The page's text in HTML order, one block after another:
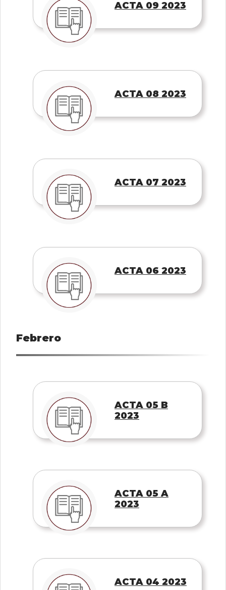
ACTA 09 2023
ACTA 08 2023
ACTA 07 2023
ACTA 06 2023
Febrero
ACTA 05 B
2023
ACTA 05 A
2023
ACTA 04 2023